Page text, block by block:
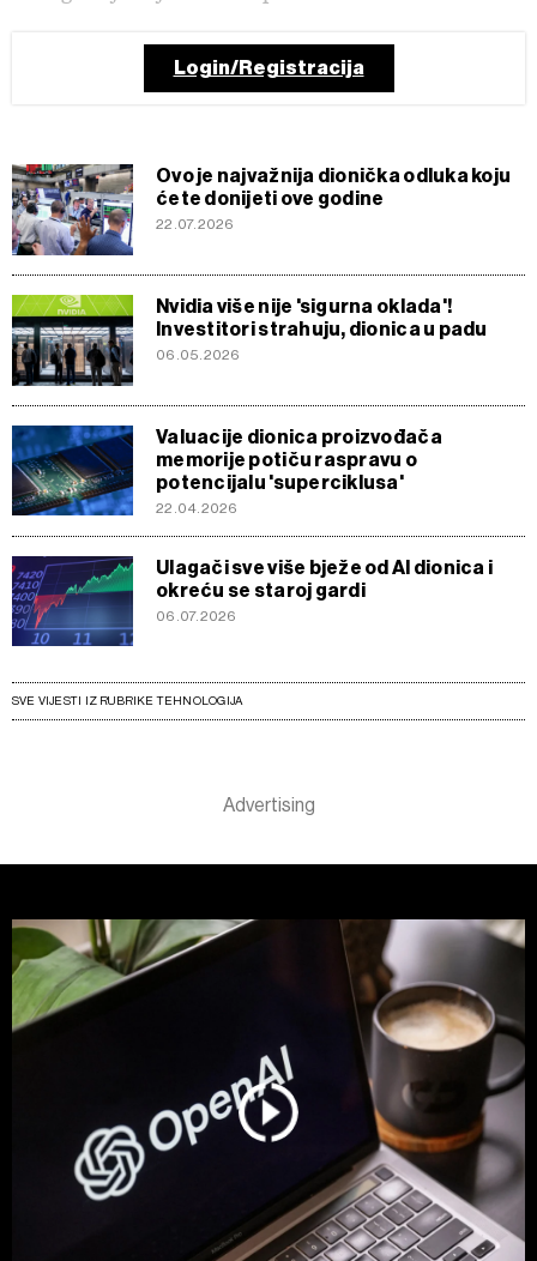
Login/Registracija
Ovo je najvažnija dionička odluka koju
ćete donijeti ove godine
22.07.2026
Nvidia više nije 'sigurna oklada'!
Investitori strahuju, dionica u padu
06.05.2026
Valuacije dionica proizvođača
memorije potiču raspravu o
potencijalu 'superciklusa'
22.04.2026
Ulagači sve više bježe od AI dionica i
okreću se staroj gardi
06.07.2026
SVE VIJESTI IZ RUBRIKE TEHNOLOGIJA